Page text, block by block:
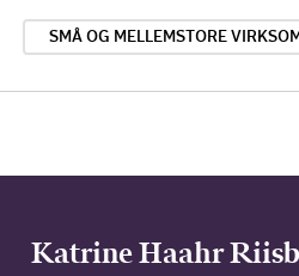
SMÅ OG MELLEMSTORE
Katrine Haahr